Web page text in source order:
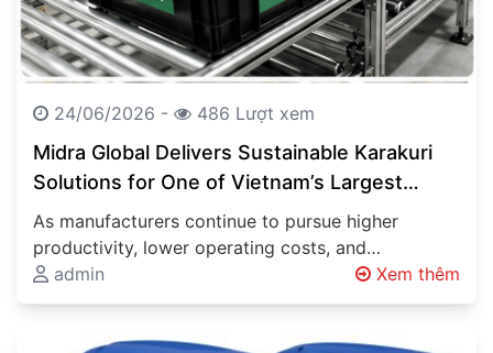
24/06/2026 - 486 Lượt xem
Midra Global Delivers Sustainable Karakuri
Solutions for One of Vietnam’s Largest
Automotive Manufacturers
As manufacturers continue to pursue higher
productivity, lower operating costs, and
sustainable production methods, innovative
material handling systems are becoming…
admin Xem thêm